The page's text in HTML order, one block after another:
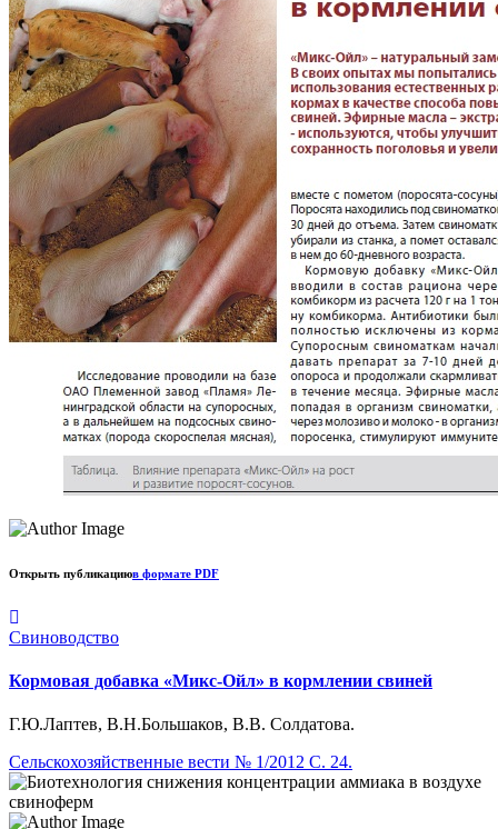
Открыть публикациюв формате PDF
Свиноводство
Кормовая добавка «Микс-Ойл» в кормлении свиней
Г.Ю.Лаптев, В.Н.Большаков, В.В. Солдатова.
Сельскохозяйственные вести № 1/2012 С. 24.